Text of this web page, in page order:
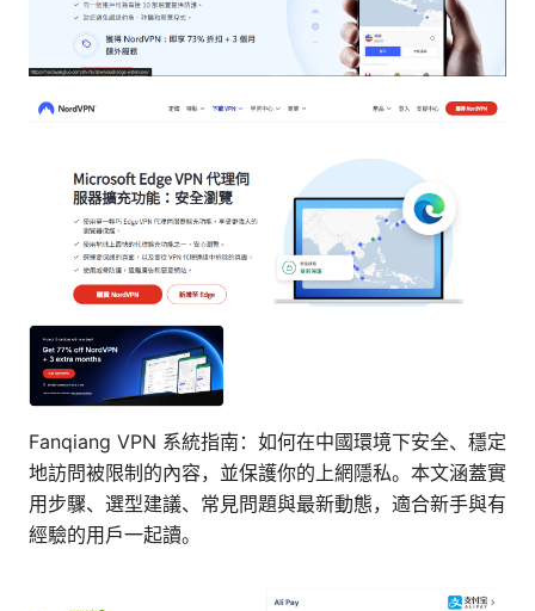
Fanqiang VPN 系統指南：如何在中國環境下安全、穩定
地訪問被限制的內容，並保護你的上網隱私。本文涵蓋實
用步驟、選型建議、常見問題與最新動態，適合新手與有
經驗的用戶一起讀。